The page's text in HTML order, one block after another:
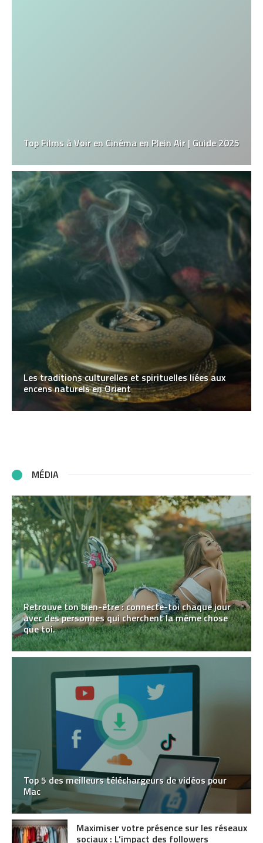
Top Films à Voir en Cinéma en Plein Air | Guide 2025
Les traditions culturelles et spirituelles liées aux
encens naturels en Orient
MÉDIA
Retrouve ton bien-être : connecte-toi chaque jour
avec des personnes qui cherchent la même chose
que toi.
Top 5 des meilleurs téléchargeurs de vidéos pour
Mac
Maximiser votre présence sur les réseaux
sociaux : L’impact des followers